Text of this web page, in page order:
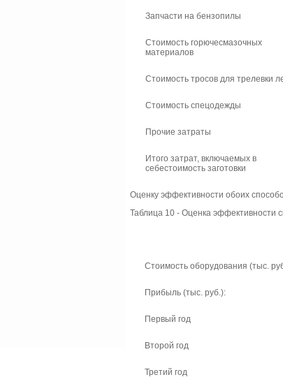
Запчасти на бензопилы
Стоимость горючесмазочных
материалов
Стоимость тросов для трелевки
Стоимость спецодежды
Прочие затраты
Итого затрат, включаемых в
себестоимость заготовки
Оценку эффективности обоих
Таблица 10 - Оценка эффективности
Стоимость оборудования (тыс.
Прибыль (тыс. руб.):
Первый год
Второй год
Третий год